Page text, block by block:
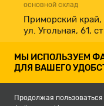
основной склад
Приморский край,
ул. Угольная, 61,
принимаем к оплате
МЫ ИСПОЛЬЗУЕМ
ДЛЯ ВАШЕГО
Продолжая